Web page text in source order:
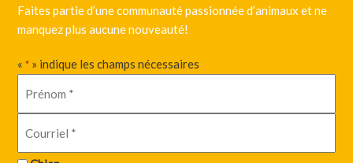
Faites partie d’une communauté passionnée d’animaux et ne
manquez plus aucune nouveauté!
«* » indique les champs nécessaires